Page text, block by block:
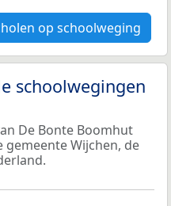
op schoolweging
schoolwegingen
De Bonte Boomhut
Wijchen, de